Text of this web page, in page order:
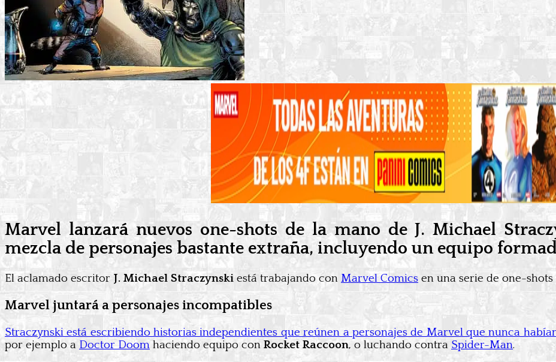
Marvel lanzará nuevos one-shots de la mano de J. Michael
mezcla de personajes bastante extraña, incluyendo un equipo
El aclamado escritor J. Michael Straczynski está trabajando con Marvel Comics en una serie de one-
Marvel juntará a personajes incompatibles
Straczynski está escribiendo historias independientes que reúnen a personajes de Marvel que nunca
por ejemplo a Doctor Doom haciendo equipo con Rocket Raccoon, o luchando contra Spider-Man.